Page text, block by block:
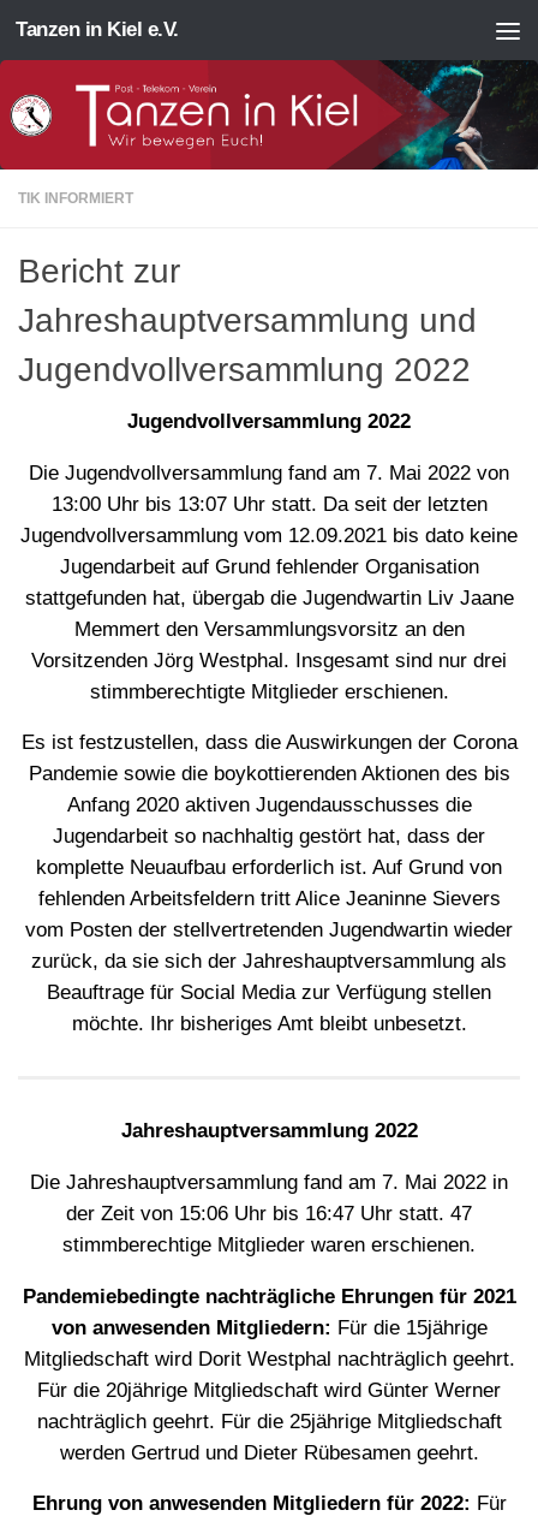
Zum Inhalt springen
Tanzen in Kiel e.V.
TIK INFORMIERT
Bericht zur
Jahreshauptversammlung und
Jugendvollversammlung 2022
Jugendvollversammlung 2022
Die Jugendvollversammlung fand am 7. Mai 2022 von
13:00 Uhr bis 13:07 Uhr statt. Da seit der letzten
Jugendvollversammlung vom 12.09.2021 bis dato keine
Jugendarbeit auf Grund fehlender Organisation
stattgefunden hat, übergab die Jugendwartin Liv Jaane
Memmert den Versammlungsvorsitz an den
Vorsitzenden Jörg Westphal. Insgesamt sind nur drei
stimmberechtigte Mitglieder erschienen.
Es ist festzustellen, dass die Auswirkungen der Corona
Pandemie sowie die boykottierenden Aktionen des bis
Anfang 2020 aktiven Jugendausschusses die
Jugendarbeit so nachhaltig gestört hat, dass der
komplette Neuaufbau erforderlich ist. Auf Grund von
fehlenden Arbeitsfeldern tritt Alice Jeaninne Sievers
vom Posten der stellvertretenden Jugendwartin wieder
zurück, da sie sich der Jahreshauptversammlung als
Beauftrage für Social Media zur Verfügung stellen
möchte. Ihr bisheriges Amt bleibt unbesetzt.
Jahreshauptversammlung 2022
Die Jahreshauptversammlung fand am 7. Mai 2022 in
der Zeit von 15:06 Uhr bis 16:47 Uhr statt. 47
stimmberechtige Mitglieder waren erschienen.
Pandemiebedingte nachträgliche Ehrungen für 2021
von anwesenden Mitgliedern: Für die 15jährige
Mitgliedschaft wird Dorit Westphal nachträglich geehrt.
Für die 20jährige Mitgliedschaft wird Günter Werner
nachträglich geehrt. Für die 25jährige Mitgliedschaft
werden Gertrud und Dieter Rübesamen geehrt.
Ehrung von anwesenden Mitgliedern für 2022: Für